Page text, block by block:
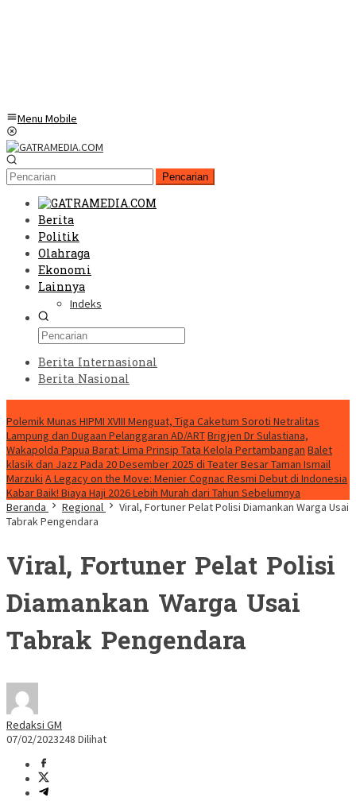
Menu Mobile
Pencarian
Berita
Politik
Olahraga
Ekonomi
Lainnya
Indeks
Berita Internasional
Berita Nasional
Polemik Munas HIPMI XVIII Menguat, Tiga Caketum Soroti Netralitas
Lampung dan Dugaan Pelanggaran AD/ARTBrigjen Dr Sulastiana,
Wakapolda Papua Barat: Lima Prinsip Tata Kelola Pertambangan Balet
klasik dan Jazz Pada 20 Desember 2025 di Teater Besar Taman Ismail
Marzuki A Legacy on the Move: Menier Cognac Resmi Debut di Indonesia
Kabar Baik! Biaya Haji 2026 Lebih Murah dari Tahun Sebelumnya
Beranda
Regional
Viral, Fortuner Pelat Polisi Diamankan Warga Usai
Tabrak Pengendara
Viral, Fortuner Pelat Polisi
Diamankan Warga Usai
Tabrak Pengendara
Redaksi GM
07/02/2023248 Dilihat